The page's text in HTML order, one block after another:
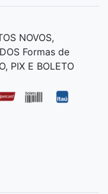
NOVOS,
Formas de
PIX E BOLETO